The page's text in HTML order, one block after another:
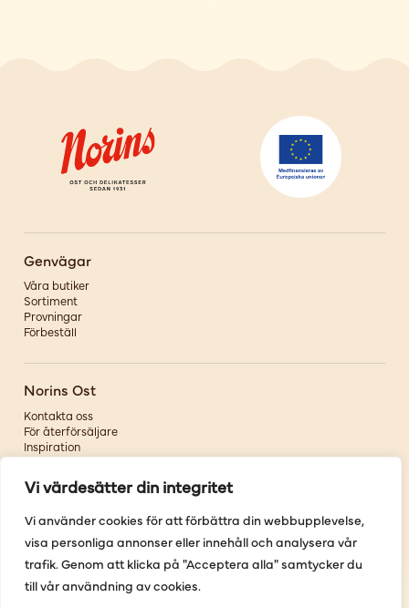
Vi värdesätter din integritet
Vi använder cookies för att förbättra din webbupplevelse,
visa personliga annonser eller innehåll och analysera vår
trafik. Genom att klicka på "Acceptera alla" samtycker du
till vår användning av cookies.
Genvägar
Våra butiker
Sortiment
Provningar
Förbeställ
Norins Ost
Kontakta oss
För återförsäljare
Inspiration
Om oss
Följ oss
Facebook
Instagram
Youtube